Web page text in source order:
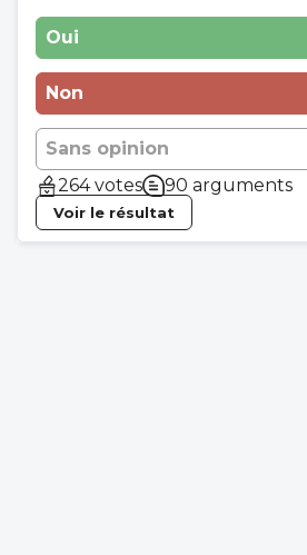
Oui
Non
Sans opinion
264 votes
90 arguments
Voir le résultat